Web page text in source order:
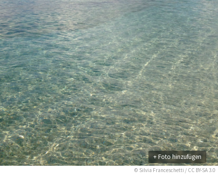
© Silvia Franceschetti / CC BY-SA 3.0
+ Foto hinzufügen